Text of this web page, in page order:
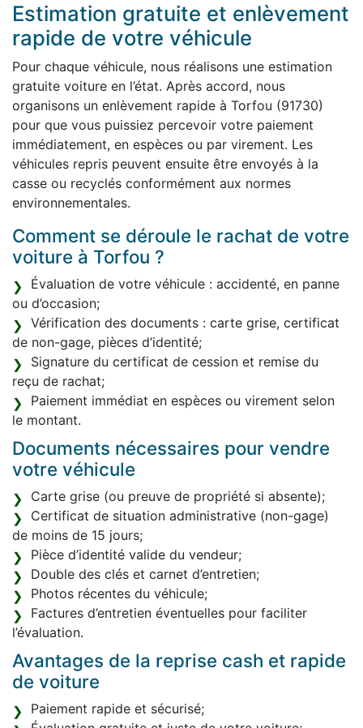
Estimation gratuite et enlèvement
rapide de votre véhicule
Pour chaque véhicule, nous réalisons une estimation
gratuite voiture en l’état. Après accord, nous
organisons un enlèvement rapide à Torfou (91730)
pour que vous puissiez percevoir votre paiement
immédiatement, en espèces ou par virement. Les
véhicules repris peuvent ensuite être envoyés à la
casse ou recyclés conformément aux normes
environnementales.
Comment se déroule le rachat de votre
voiture à Torfou ?
Évaluation de votre véhicule : accidenté, en panne
ou d’occasion;
Vérification des documents : carte grise, certificat
de non-gage, pièces d’identité;
Signature du certificat de cession et remise du
reçu de rachat;
Paiement immédiat en espèces ou virement selon
le montant.
Documents nécessaires pour vendre
votre véhicule
Carte grise (ou preuve de propriété si absente);
Certificat de situation administrative (non-gage)
de moins de 15 jours;
Pièce d’identité valide du vendeur;
Double des clés et carnet d’entretien;
Photos récentes du véhicule;
Factures d’entretien éventuelles pour faciliter
l’évaluation.
Avantages de la reprise cash et rapide
de voiture
Paiement rapide et sécurisé;